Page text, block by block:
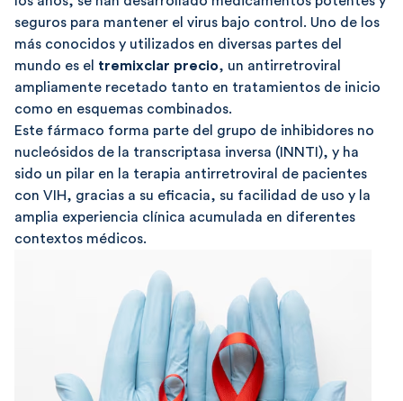
seguros para mantener el virus bajo control. Uno de los
más conocidos y utilizados en diversas partes del
mundo es el tremixclar precio, un antirretroviral
ampliamente recetado tanto en tratamientos de inicio
como en esquemas combinados.
Este fármaco forma parte del grupo de inhibidores no
nucleósidos de la transcriptasa inversa (INNTI), y ha
sido un pilar en la terapia antirretroviral de pacientes
con VIH, gracias a su eficacia, su facilidad de uso y la
amplia experiencia clínica acumulada en diferentes
contextos médicos.